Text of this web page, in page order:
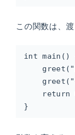
この関数は、
int main()
greet("
greet("
return
}